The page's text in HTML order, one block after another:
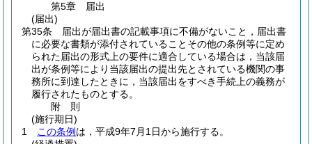
第5章
届出
(届出)
第35条
届出が届出書の記載事項に不備がないこと，届出書
に必要な書類が添付されていることその他の条例等に定め
られた届出の形式上の要件に適合している場合は，当該届
出が条例等により当該届出の提出先とされている機関の事
務所に到達したときに，当該届出をすべき手続上の義務が
履行されたものとする。
附 則
(施行期日)
1
この条例 は，平成9年7月1日から施行する。